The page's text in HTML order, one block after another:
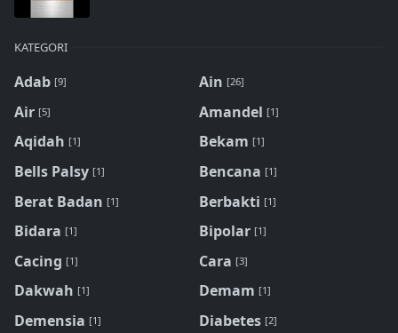
KATEGORI
Adab [9] Ain [26]
Air [5] Amandel [1]
Aqidah [1] Bekam [1]
Bells Palsy [1] Bencana [1]
Berat Badan [1] Berbakti [1]
Bidara [1] Bipolar [1]
Cacing [1] Cara [3]
Dakwah [1] Demam [1]
Demensia [1] Diabetes [2]